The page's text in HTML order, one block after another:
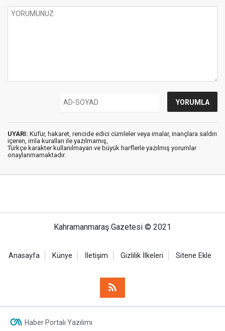
UYARI: Küfür, hakaret, rencide edici cümleler veya imalar, inançlara saldırı
içeren, imla kuralları ile yazılmamış,
Türkçe karakter kullanılmayan ve büyük harflerle yazılmış yorumlar
onaylanmamaktadır.
Kahramanmaraş Gazetesi © 2021
Anasayfa Künye İletişim Gizlilik İlkeleri Sitene Ekle
Haber Portalı Yazılımı